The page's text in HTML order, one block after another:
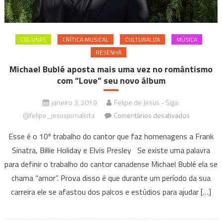
COLUNAS CRÍTICA MUSICAL CULTURALIZA
MÚSICA
RESENHA
Michael Bublé aposta mais uma vez no romântismo
com “Love” seu novo álbum
janeiro 3, 2019
Felipe de Jesus - Siga:
@felipe_jesusjornalista
Comentários desativadosem
Bublé
aposta
mais
uma
vez
Esse é o 10º trabalho do cantor que faz homenagens a Frank
Sinatra, Billie Holiday e Elvis Presley Se existe uma palavra
para definir o trabalho do cantor canadense Michael Bublé ela se
chama “amor”. Prova disso é que durante um período da sua
carreira ele se afastou dos palcos e estúdios para ajudar […]